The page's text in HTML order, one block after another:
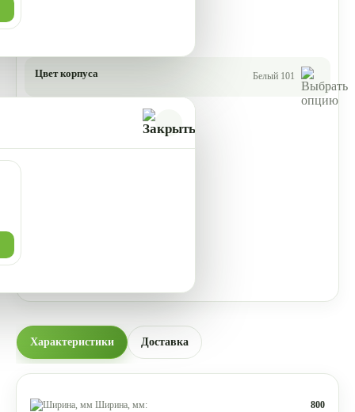
Цвет корпуса Белый 101
Характеристики Доставка
Ширина, мм: 800